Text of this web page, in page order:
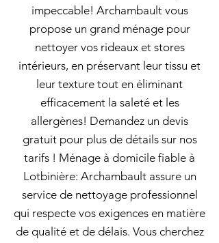
impeccable! Archambault vous
propose un grand ménage pour
nettoyer vos rideaux et stores
intérieurs, en préservant leur tissu et
leur texture tout en éliminant
efficacement la saleté et les
allergènes! Demandez un devis
gratuit pour plus de détails sur nos
tarifs ! Ménage à domicile fiable à
Lotbinière: Archambault assure un
service de nettoyage professionnel
qui respecte vos exigences en matière
de qualité et de délais. Vous cherchez